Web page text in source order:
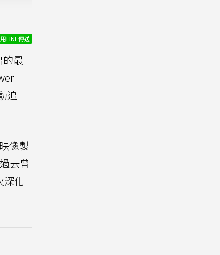
用LINE傳送
的最
追
像製
去曾
深化